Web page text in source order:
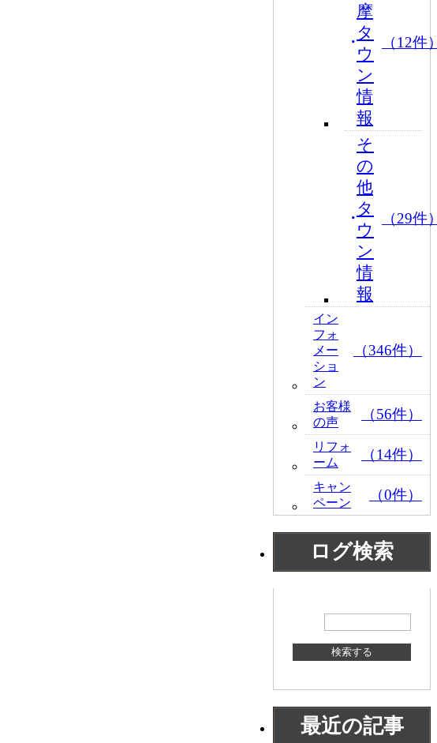
摩
タ
ウ
ン
情
報
（12件
そ
の
他
タ
ウ
ン
情
報
（29件
イン
フォ
メー
ショ
ン
（346件）
お客様
の声
（56件）
リフォ
ーム
（14件）
キャン
ペーン
（0件）
ログ検索
最近の記事